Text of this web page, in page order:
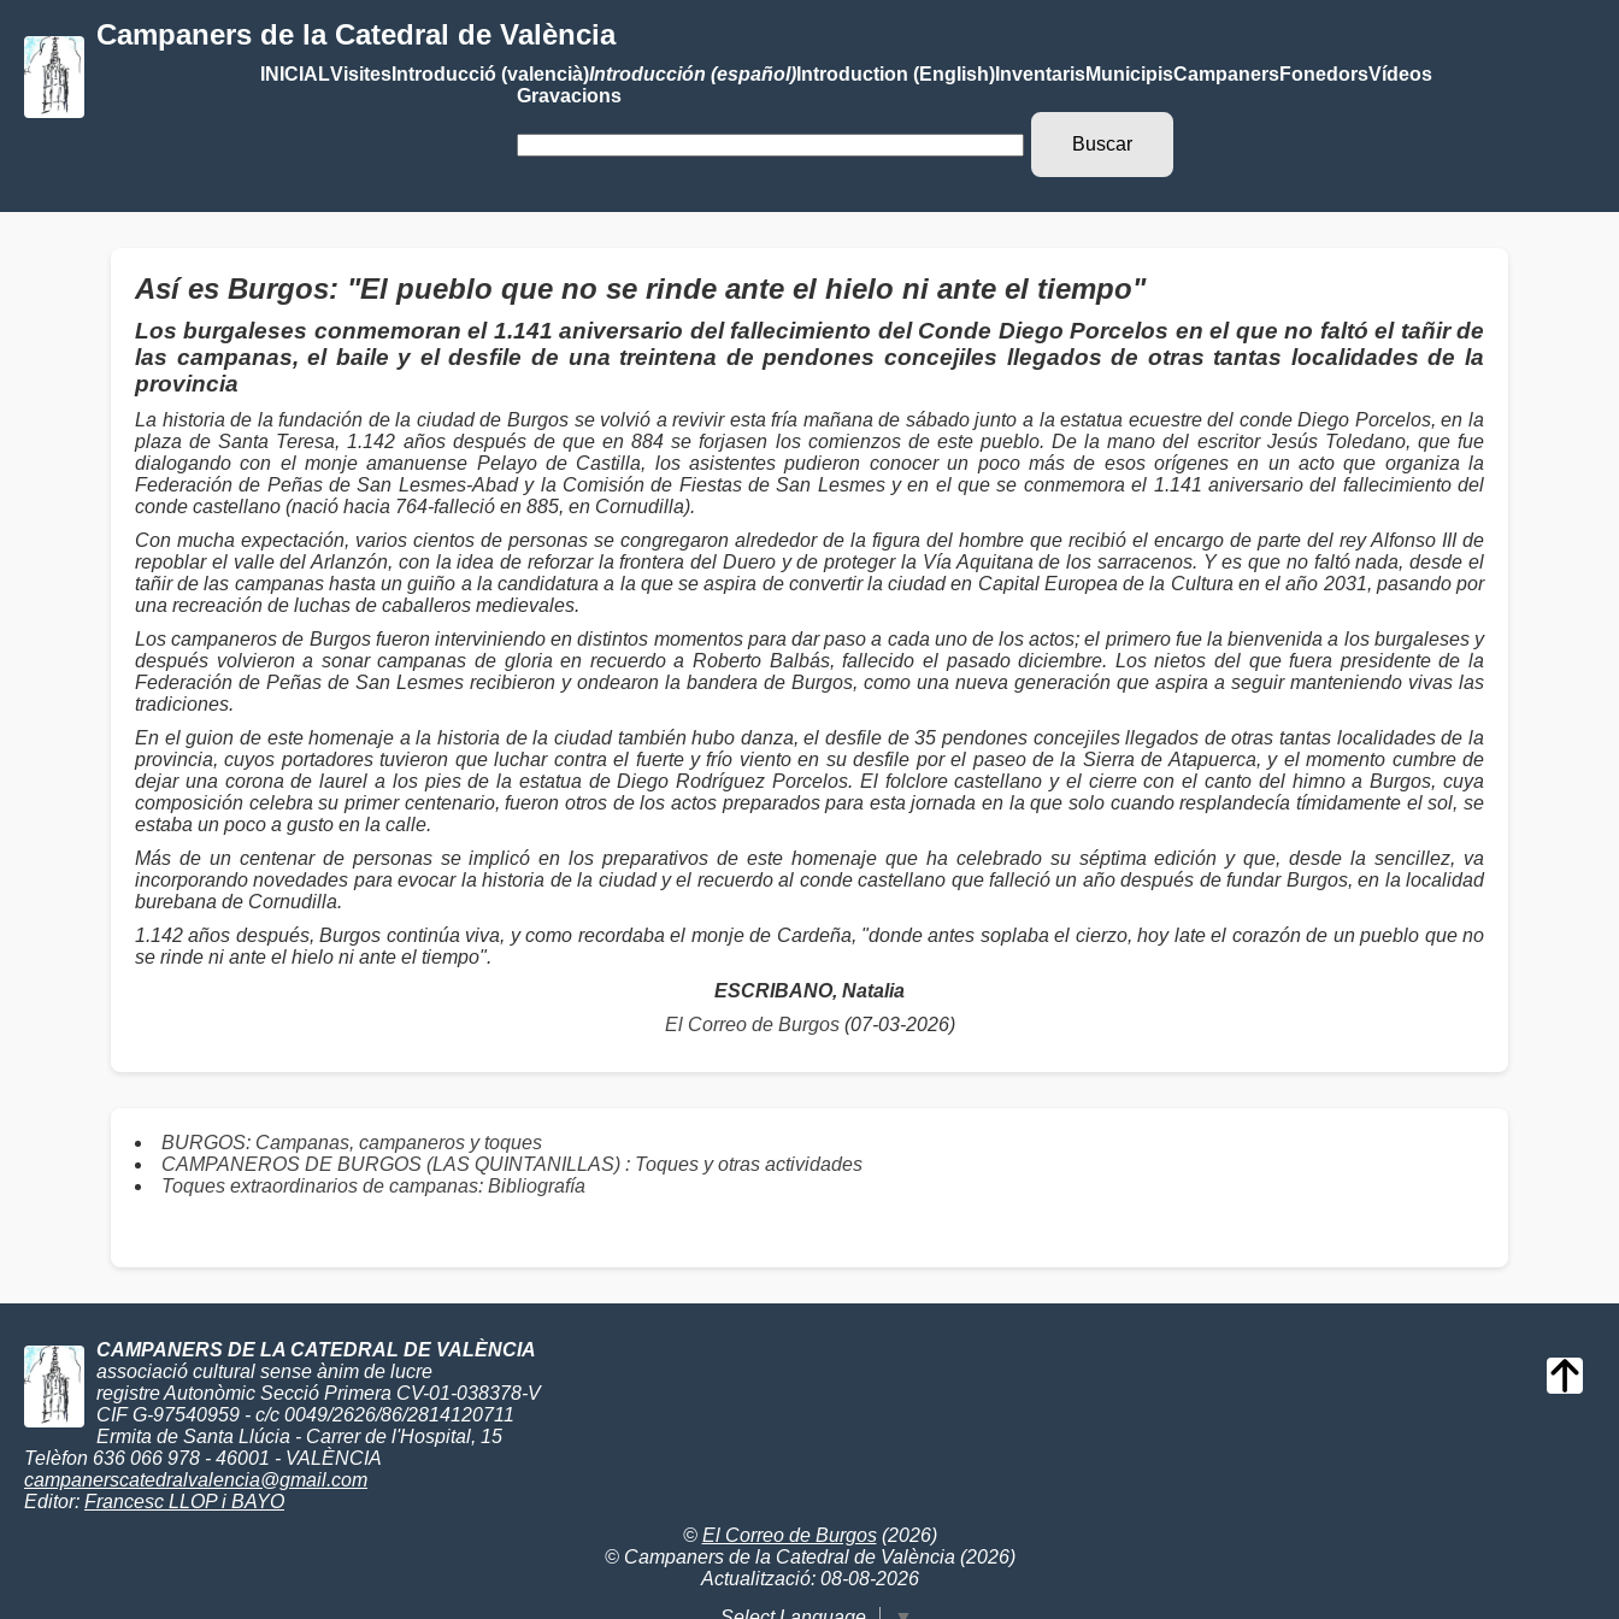
Campaners de la Catedral de València
INICIALVisitesIntroducció (valencià)Introducción (español)Introduction (English)InventarisMunicipisCampanersFonedorsVídeos
Gravacions
Así es Burgos: "El pueblo que no se rinde ante el hielo ni ante el tiempo"
Los burgaleses conmemoran el 1.141 aniversario del fallecimiento del Conde Diego Porcelos en el que no faltó el tañir de
las campanas, el baile y el desfile de una treintena de pendones concejiles llegados de otras tantas localidades de la
provincia
La historia de la fundación de la ciudad de Burgos se volvió a revivir esta fría mañana de sábado junto a la estatua ecuestre del conde Diego Porcelos, en la
plaza de Santa Teresa, 1.142 años después de que en 884 se forjasen los comienzos de este pueblo. De la mano del escritor Jesús Toledano, que fue
dialogando con el monje amanuense Pelayo de Castilla, los asistentes pudieron conocer un poco más de esos orígenes en un acto que organiza la
Federación de Peñas de San Lesmes-Abad y la Comisión de Fiestas de San Lesmes y en el que se conmemora el 1.141 aniversario del fallecimiento del
conde castellano (nació hacia 764-falleció en 885, en Cornudilla).
Con mucha expectación, varios cientos de personas se congregaron alrededor de la figura del hombre que recibió el encargo de parte del rey Alfonso III de
repoblar el valle del Arlanzón, con la idea de reforzar la frontera del Duero y de proteger la Vía Aquitana de los sarracenos. Y es que no faltó nada, desde el
tañir de las campanas hasta un guiño a la candidatura a la que se aspira de convertir la ciudad en Capital Europea de la Cultura en el año 2031, pasando por
una recreación de luchas de caballeros medievales.
Los campaneros de Burgos fueron interviniendo en distintos momentos para dar paso a cada uno de los actos; el primero fue la bienvenida a los burgaleses y
después volvieron a sonar campanas de gloria en recuerdo a Roberto Balbás, fallecido el pasado diciembre. Los nietos del que fuera presidente de la
Federación de Peñas de San Lesmes recibieron y ondearon la bandera de Burgos, como una nueva generación que aspira a seguir manteniendo vivas las
tradiciones.
En el guion de este homenaje a la historia de la ciudad también hubo danza, el desfile de 35 pendones concejiles llegados de otras tantas localidades de la
provincia, cuyos portadores tuvieron que luchar contra el fuerte y frío viento en su desfile por el paseo de la Sierra de Atapuerca, y el momento cumbre de
dejar una corona de laurel a los pies de la estatua de Diego Rodríguez Porcelos. El folclore castellano y el cierre con el canto del himno a Burgos, cuya
composición celebra su primer centenario, fueron otros de los actos preparados para esta jornada en la que solo cuando resplandecía tímidamente el sol, se
estaba un poco a gusto en la calle.
Más de un centenar de personas se implicó en los preparativos de este homenaje que ha celebrado su séptima edición y que, desde la sencillez, va
incorporando novedades para evocar la historia de la ciudad y el recuerdo al conde castellano que falleció un año después de fundar Burgos, en la localidad
burebana de Cornudilla.
1.142 años después, Burgos continúa viva, y como recordaba el monje de Cardeña, "donde antes soplaba el cierzo, hoy late el corazón de un pueblo que no
se rinde ni ante el hielo ni ante el tiempo".
ESCRIBANO, Natalia
El Correo de Burgos(07-03-2026)
BURGOS: Campanas, campaneros y toques
CAMPANEROS DE BURGOS (LAS QUINTANILLAS) : Toques y otras actividades
Toques extraordinarios de campanas: Bibliografía
CAMPANERS DE LA CATEDRAL DE VALÈNCIA
associació cultural sense ànim de lucre
registre Autonòmic Secció Primera CV-01-038378-V
CIF G-97540959 - c/c 0049/2626/86/2814120711
Ermita de Santa Llúcia - Carrer de l'Hospital, 15
Telèfon 636 066 978 - 46001 - VALÈNCIA
campanerscatedralvalencia@gmail.com
Editor: Francesc LLOP i BAYO
© El Correo de Burgos(2026)
© Campaners de la Catedral de València (2026)
Actualització: 08-08-2026